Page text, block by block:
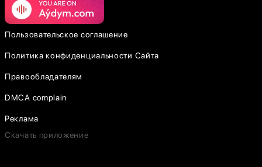
Пользовательское соглашение
Политика конфиденциальности Сайта
Правообладателям
DMCA complain
Реклама
Скачать приложение